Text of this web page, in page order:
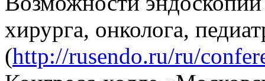
хирурга, онколога,
(http://rusendo.ru/ru/